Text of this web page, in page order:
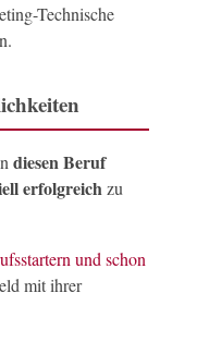
Technische
diesen Beruf
erfolgreich zu
und schon
mit ihrer